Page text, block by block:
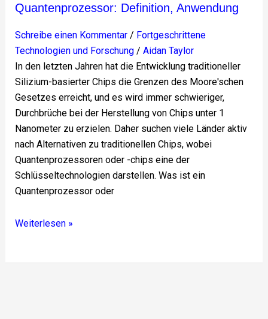
Quantenprozessor: Definition, Anwendung
Schreibe einen Kommentar / Fortgeschrittene
Technologien und Forschung/ Aidan Taylor
In den letzten Jahren hat die Entwicklung traditioneller
Silizium-basierter Chips die Grenzen des Moore'schen
Gesetzes erreicht, und es wird immer schwieriger,
Durchbrüche bei der Herstellung von Chips unter 1
Nanometer zu erzielen. Daher suchen viele Länder aktiv
nach Alternativen zu traditionellen Chips, wobei
Quantenprozessoren oder -chips eine der
Schlüsseltechnologien darstellen. Was ist ein
Quantenprozessor oder
Weiterlesen »